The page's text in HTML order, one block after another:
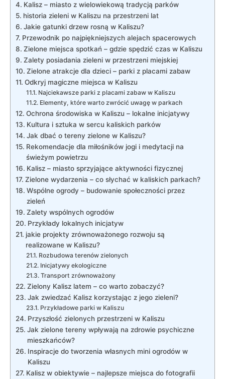
Kalisz – miasto z‍ wielowiekową tradycją parków
historia zieleni w Kaliszu na przestrzeni lat
Jakie gatunki drzew rosną ‍w Kaliszu?
Przewodnik po najpiękniejszych alejach spacerowych
Zielone miejsca spotkań – gdzie spędzić ​czas w Kaliszu
Zalety posiadania zieleni w przestrzeni miejskiej
Zielone atrakcje dla dzieci – parki z placami zabaw
Odkryj magiczne miejsca⁢ w Kaliszu
Najciekawsze parki z placami zabaw w Kaliszu
Elementy, które warto zwrócić uwagę w‌ parkach
Ochrona środowiska w Kaliszu ​– lokalne inicjatywy
Kultura i sztuka w sercu kaliskich ‍parków
Jak dbać o tereny zielone w Kaliszu?
Rekomendacje dla miłośników jogi i ‍medytacji na
świeżym powietrzu
Kalisz ‌– miasto sprzyjające ‍aktywności ​fizycznej
Zielone wydarzenia – co słychać w kaliskich parkach?
Wspólne ogrody – budowanie społeczności przez
zieleń
Zalety wspólnych⁣ ogrodów
Przykłady lokalnych inicjatyw
jakie projekty zrównoważonego rozwoju są
realizowane w‌ Kaliszu?
Rozbudowa terenów zielonych
Inicjatywy ekologiczne
Transport zrównoważony
Zielony Kalisz latem – co warto zobaczyć?
Jak zwiedzać Kalisz korzystając z jego​ zieleni?
Przykładowe parki w Kaliszu
Przyszłość zielonych⁢ przestrzeni w Kaliszu
Jak zielone tereny wpływają na zdrowie psychiczne
mieszkańców?
Inspiracje do tworzenia własnych mini ogrodów w
Kaliszu
Kalisz w obiektywie – najlepsze⁢ miejsca do fotografii